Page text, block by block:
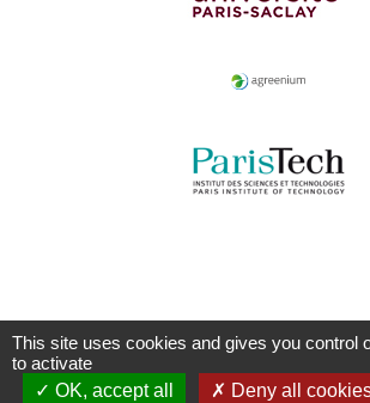
This site uses cookies and gives you control
to activate
OK, accept all
Deny all